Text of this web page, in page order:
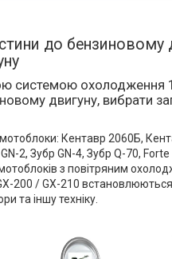
до бензиновому
системою охолодження
двигуну, вибрати
Кентавр 2060Б,
2, Зубр GN-4, Зубр Q-70,
з повітряним
200 / GX-210
та іншу техніку.